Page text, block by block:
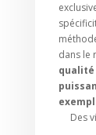
dans le
qualité
Des